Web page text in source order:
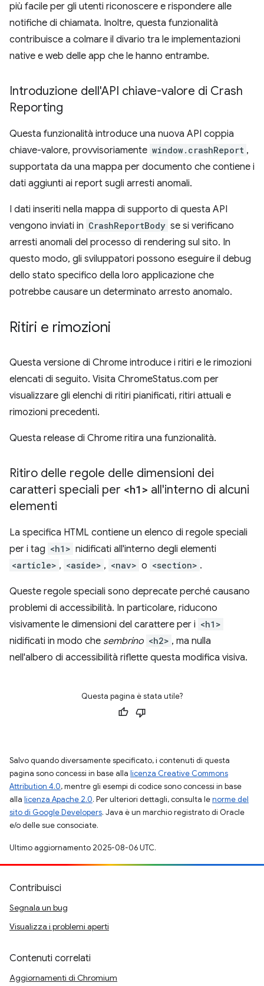
più facile per gli utenti riconoscere e rispondere alle
notifiche di chiamata. Inoltre, questa funzionalità
contribuisce a colmare il divario tra le implementazioni
native e web delle app che le hanno entrambe.
Introduzione dell'API chiave-valore di Crash
Reporting
Questa funzionalità introduce una nuova API coppia
chiave-valore, provvisoriamente window.crashReport ,
supportata da una mappa per documento che contiene i
dati aggiunti ai report sugli arresti anomali.
I dati inseriti nella mappa di supporto di questa API
vengono inviati in CrashReportBody se si verificano
arresti anomali del processo di rendering sul sito. In
questo modo, gli sviluppatori possono eseguire il debug
dello stato specifico della loro applicazione che
potrebbe causare un determinato arresto anomalo.
Ritiri e rimozioni
Questa versione di Chrome introduce i ritiri e le rimozioni
elencati di seguito. Visita ChromeStatus.com per
visualizzare gli elenchi di ritiri pianificati, ritiri attuali e
rimozioni precedenti.
Questa release di Chrome ritira una funzionalità.
Ritiro delle regole delle dimensioni dei
caratteri speciali per <h1> all'interno di alcuni
elementi
La specifica HTML contiene un elenco di regole speciali
per i tag <h1> nidificati all'interno degli elementi
<article> , <aside> , <nav> o <section> .
Queste regole speciali sono deprecate perché causano
problemi di accessibilità. In particolare, riducono
visivamente le dimensioni del carattere per i <h1>
nidificati in modo che sembrino <h2> , ma nulla
nell'albero di accessibilità riflette questa modifica visiva.
Questa pagina è stata utile?
Salvo quando diversamente specificato, i contenuti di questa
pagina sono concessi in base alla licenza Creative Commons
Attribution 4.0, mentre gli esempi di codice sono concessi in base
alla licenza Apache 2.0. Per ulteriori dettagli, consulta lenorme del
sito di Google Developers. Java è un marchio registrato di Oracle
e/o delle sue consociate.
Ultimo aggiornamento 2025-08-06 UTC.
Contribuisci
Segnala un bug
Visualizza i problemi aperti
Contenuti correlati
Aggiornamenti di Chromium